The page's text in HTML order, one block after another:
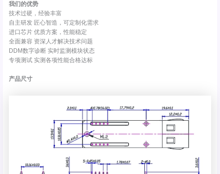
我们的优势
技术过硬，经验丰富
自主研发 匠心智造，可定制化需求
进口芯片 优质方案，性能稳定
全面兼容 资深人才解决技术问题
DDM数字诊断 实时监测模块状态
专项测试 实测各项性能合格达标
产品尺寸